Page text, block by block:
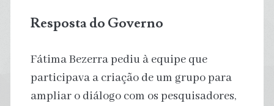
Resposta do Governo
Fátima Bezerra pediu à equipe que
participava a criação de um grupo para
ampliar o diálogo com os pesquisadores,